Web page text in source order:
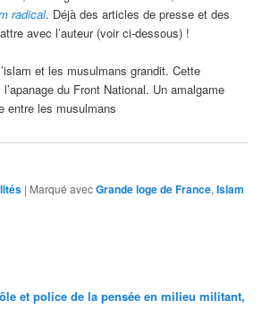
radical. Déjà des articles de presse et des
avec l’auteur (voir ci-dessous) !
et les musulmans grandit. Cette
du Front National. Un amalgame
entre les musulmans
| Marqué avecGrande loge de France,Islam
et police de la pensée en milieu militant,